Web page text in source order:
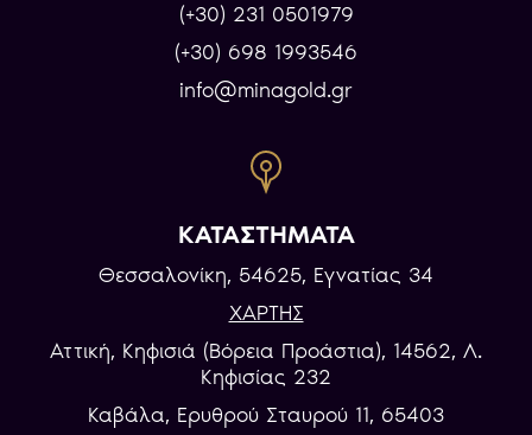
(+30) 231 0501979
(+30) 698 1993546
info@minagold.gr
ΚΑΤΑΣΤΗΜΑΤΑ
Θεσσαλονίκη, 54625, Εγνατίας 34
ΧΑΡΤΗΣ
Αττική, Κηφισιά (Βόρεια Προάστια), 14562, Λ.
Κηφισίας 232
Καβάλα, Eρυθρού Σταυρού 11, 65403